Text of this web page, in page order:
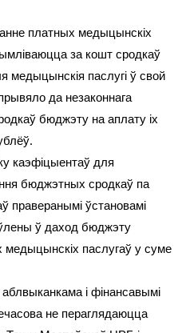
платных медыцынскіх
за кошт сродкаў
медыцынскія паслугі ў свой
да незаконнага
бюджэту на аплату іх
каэфіцыентаў для
бюджэтных сродкаў па
праверанымі ўстановамі
ў даход бюджэту
медыцынскіх паслугаў у суме
і фінансавымі
не пераглядаюцца